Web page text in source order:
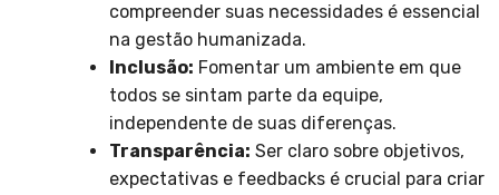
compreender suas necessidades é essencial
na gestão humanizada.
Inclusão: Fomentar um ambiente em que
todos se sintam parte da equipe,
independente de suas diferenças.
Transparência: Ser claro sobre objetivos,
expectativas e feedbacks é crucial para criar